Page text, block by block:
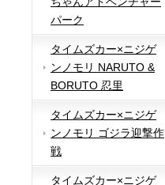
パーク
タイムズカー×ニジゲ
ンノモリ NARUTO &
BORUTO 忍里
タイムズカー×ニジゲ
ンノモリ ゴジラ迎撃作
戦
タイムズカー×ニジゲ